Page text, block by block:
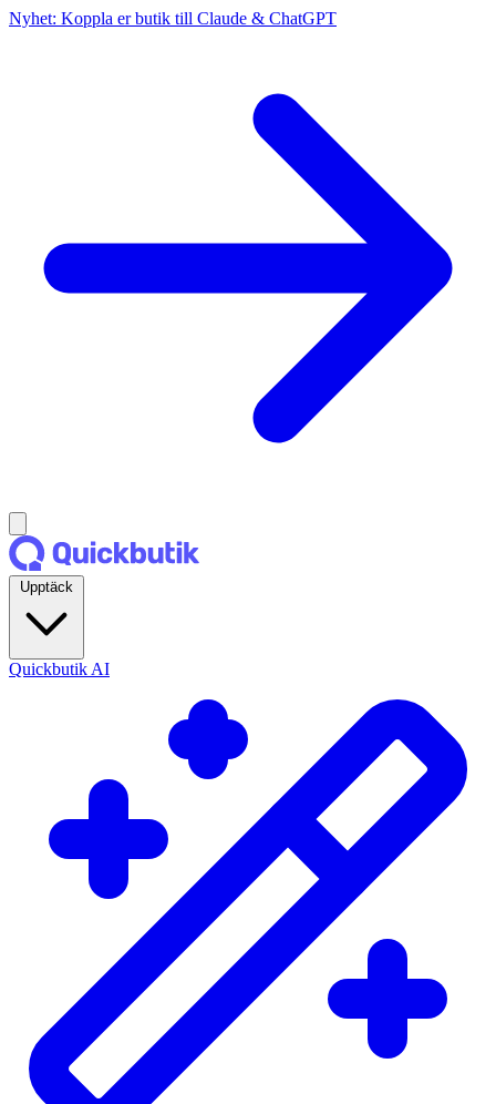
Nyhet: Koppla er butik till Claude & ChatGPT
Quickbutik AI